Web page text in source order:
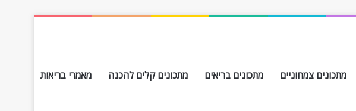
מתכונים צמחוניים מתכונים בריאים מתכונים קלים להכנה מאמרי בריאות